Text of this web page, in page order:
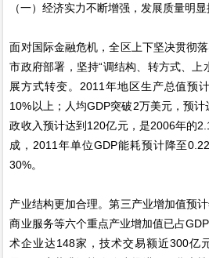
（一）经济实力不断增强，发展质量明
面对国际金融危机，全区上下坚决贯彻
市政府部署，坚持“调结构、转方式、上
展方式转变。2011年地区生产总值预
10%以上；人均GDP突破2万美元，预
政收入预计达到120亿元，是2006年的
成，2011年单位GDP能耗预计降至
30%。
产业结构更加合理。第三产业增加值预
商业服务等六个重点产业增加值已占
术企业达148家，技术交易额近300亿